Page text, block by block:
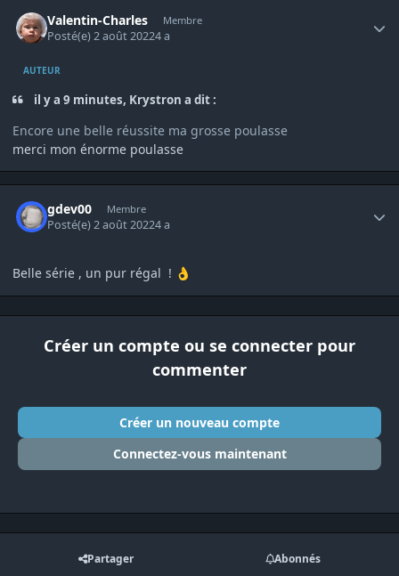
Valentin-Charles Membre
Posté(e)2 août 20224 a
AUTEUR
il y a 9 minutes, Krystron a dit :
Encore une belle réussite ma grosse poulasse
merci mon énorme poulasse
gdev00 Membre
Posté(e)2 août 20224 a
Belle série , un pur régal ! 👌
Créer un compte ou se connecter pour
commenter
Créer un nouveau compte
Connectez-vous maintenant
Partager Abonnés